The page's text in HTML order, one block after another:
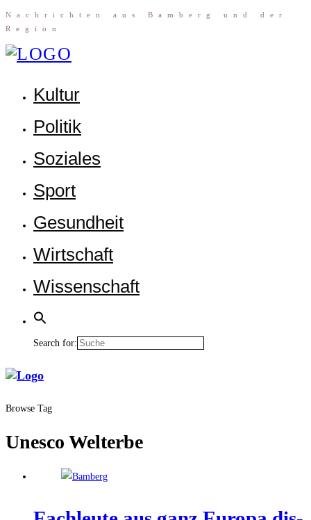
Nach­rich­ten aus Bam­berg und der
Region
Kul­tur
Poli­tik
Sozia­les
Sport
Gesund­heit
Wirt­schaft
Wis­sen­schaft
Search for:
Browse Tag
Unesco Welterbe